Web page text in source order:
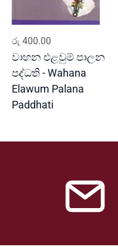
රු 400.00
වාහන එළවුම් පාලන
පද්ධති - Wahana
Elawum Palana
Paddhati